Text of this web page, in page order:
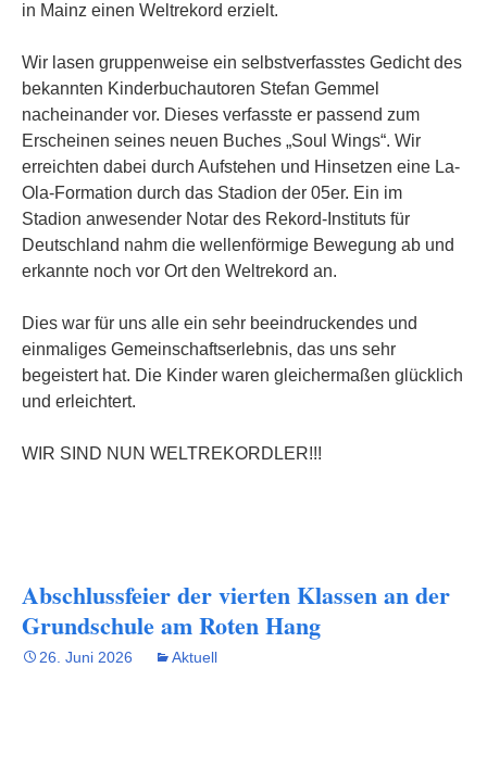
in Mainz einen Weltrekord erzielt.
Wir lasen gruppenweise ein selbstverfasstes Gedicht des
bekannten Kinderbuchautoren Stefan Gemmel
nacheinander vor. Dieses verfasste er passend zum
Erscheinen seines neuen Buches „Soul Wings“. Wir
erreichten dabei durch Aufstehen und Hinsetzen eine La-
Ola-Formation durch das Stadion der 05er. Ein im
Stadion anwesender Notar des Rekord-Instituts für
Deutschland nahm die wellenförmige Bewegung ab und
erkannte noch vor Ort den Weltrekord an.
Dies war für uns alle ein sehr beeindruckendes und
einmaliges Gemeinschaftserlebnis, das uns sehr
begeistert hat. Die Kinder waren gleichermaßen glücklich
und erleichtert.
WIR SIND NUN WELTREKORDLER!!!
Abschlussfeier der vierten Klassen an der
Grundschule am Roten Hang
26. Juni 2026 Aktuell